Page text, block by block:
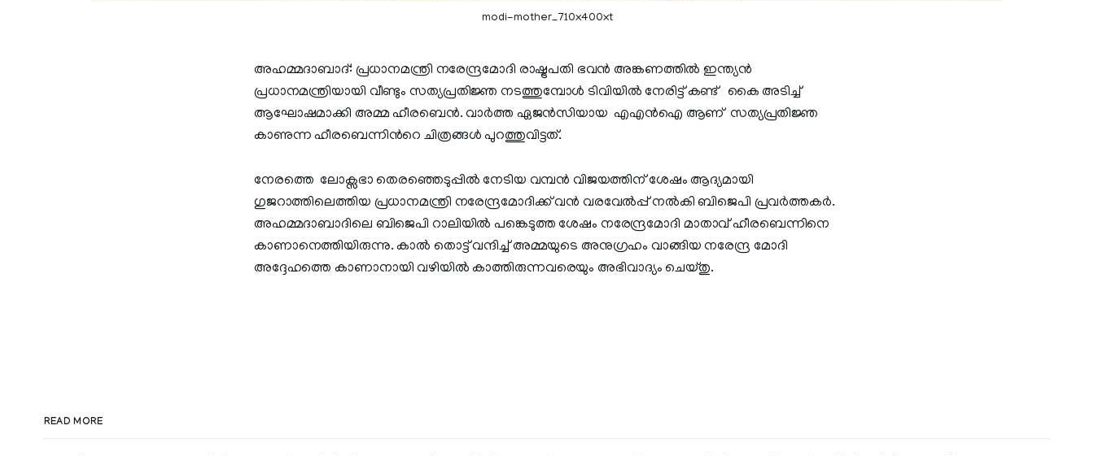
modi-mother_710x400xt
അഹമ്മദാബാദ്: പ്രധാനമന്ത്രി നരേന്ദ്രമോദി രാഷ്ട്രപതി ഭവന്‍ അങ്കണത്തില്‍ ഇന്ത്യന്‍
പ്രധാനമന്ത്രിയായി വീണ്ടും സത്യപ്രതിജ്ഞ നടത്തുമ്പോള്‍ ടിവിയില്‍ നേരിട്ട് കണ്ട് കൈ അടിച്ച്‌
ആഘോഷമാക്കി അമ്മ ഹീരബെൻ. വാര്‍ത്ത ഏജന്‍സിയായ എഎന്‍ഐ ആണ് സത്യപ്രതിജ്ഞ
കാണുന്ന ഹീരബെന്നിന്‍റെ ചിത്രങ്ങള്‍ പുറത്തുവിട്ടത്.
നേരത്തെ ലോക്സഭാ തെരഞ്ഞെടുപ്പില്‍ നേടിയ വമ്പന്‍ വിജയത്തിന് ശേഷം ആദ്യമായി
ഗുജറാത്തിലെത്തിയ പ്രധാനമന്ത്രി നരേന്ദ്രമോദിക്ക് വന്‍ വരവേല്‍പ്പ് നല്‍കി ബിജെപി പ്രവര്‍ത്തകര്‍.
അഹമ്മദാബാദിലെ ബിജെപി റാലിയില്‍ പങ്കെടുത്ത ശേഷം നരേന്ദ്രമോദി മാതാവ് ഹീരബെന്നിനെ
കാണാനെത്തിയിരുന്നു. കാല്‍ തൊട്ട് വന്ദിച്ച് അമ്മയുടെ അനുഗ്രഹം വാങ്ങിയ നരേന്ദ്ര മോദി
അദ്ദേഹത്തെ കാണാനായി വഴിയില്‍ കാത്തിരുന്നവരെയും അഭിവാദ്യം ചെയ്തു.
READ MORE